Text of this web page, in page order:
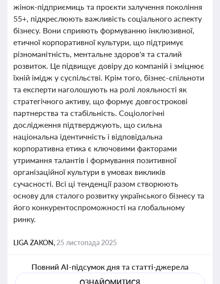
жінок-підприємиць та проєкти залучення покоління
55+, підкреслюють важливість соціального аспекту
бізнесу. Вони сприяють формуванню інклюзивної,
етичної корпоративної культури, що підтримує
різноманітність, ментальне здоров'я та сталий
розвиток. Це підвищує довіру до компаній і зміцнює
їхній імідж у суспільстві. Крім того, бізнес-спільноти
та експерти наголошують на ролі лояльності як
стратегічного активу, що формує довгострокові
партнерства та стабільність. Соціологічні
дослідження підтверджують, що сильна
національна ідентичність і відповідальна
корпоративна етика є ключовими факторами
утримання талантів і формування позитивної
організаційної культури в умовах викликів
сучасності. Всі ці тенденції разом створюють
основу для сталого розвитку українського бізнесу та
його конкурентоспроможності на глобальному
ринку.
LIGA ZAKON, 25 листопада 2025
Повний AI-підсумок дня та статті-джерела
ОЗНАЙОМИТИСЯ